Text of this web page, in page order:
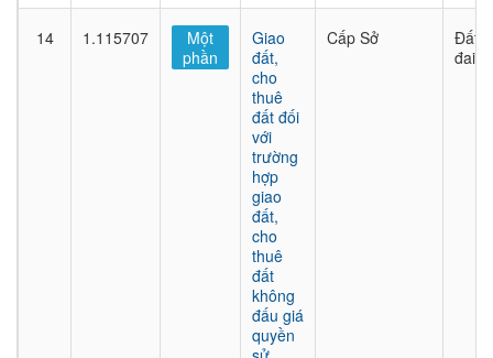
14 1.115707
Một
phần
Giao
đất,
cho
thuê
đất đối
với
trường
hợp
giao
đất,
cho
thuê
đất
không
đấu giá
quyền
Cấp Sở
Đất
đai